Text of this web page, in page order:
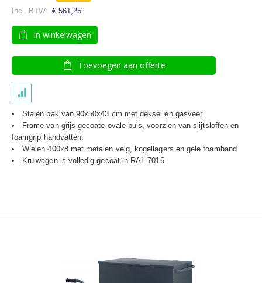
€ 561,25
In winkelwagen
Toevoegen aan offerte
Stalen bak van 90x50x43 cm met deksel en gasveer.
Frame van grijs gecoate ovale buis, voorzien van slijtsloffen en
foamgrip handvatten.
Wielen 400x8 met metalen velg, kogellagers en gele foamband.
Kruiwagen is volledig gecoat in RAL 7016.